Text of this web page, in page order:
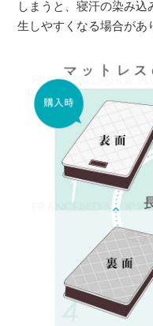
しまうと、寝汗の染み
生しやすくなる場合があ